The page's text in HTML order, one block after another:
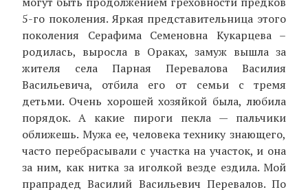
5-го поколения. Яркая представительница этого
поколения Серафима Семеновна Кукарцева –
родилась, выросла в Ораках, замуж вышла за
жителя села Парная Перевалова Василия
Васильевича, отбила его от семьи с тремя
детьми. Очень хорошей хозяйкой была, любила
порядок. А какие пироги пекла — пальчики
оближешь. Мужа ее, человека технику знающего,
часто перебрасывали с участка на участок, и она
за ним, как нитка за иголкой везде ездила. Мой
прапрадед Василий Васильевич Перевалов. По